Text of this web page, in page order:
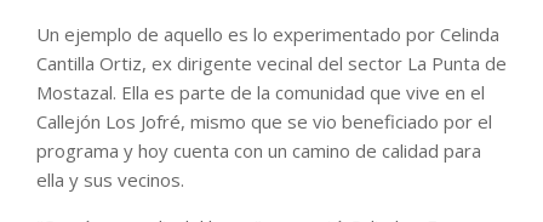
Un ejemplo de aquello es lo experimentado por Celinda
Cantilla Ortiz, ex dirigente vecinal del sector La Punta de
Mostazal. Ella es parte de la comunidad que vive en el
Callejón Los Jofré, mismo que se vio beneficiado por el
programa y hoy cuenta con un camino de calidad para
ella y sus vecinos.